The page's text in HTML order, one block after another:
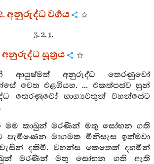
අනුරුද්ධ වර්‍ගය
3. 2. 1.
අනුරුද්ධ සූත්‍රය
ආයුෂ්මත් අනුරුද්ධ තෙරණුවෝ
වෙත එළඹියහ. ... එකත්පස්ව හුන්
තෙරණුවෝ භාග්‍යවතුන් වහන්සේට
මම කාබුන් මරණින් මතු සෝභන ගති
මාගමක මිනිසැස ඉක්මවා
දකිමි. වහන්ස කෙතෙක් දහමින්
මරණින් මතු සෝභන ගති ඇති